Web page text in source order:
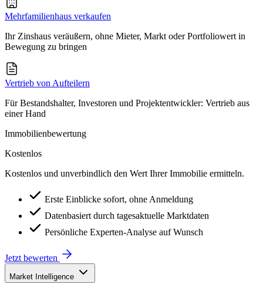
Mehrfamilienhaus verkaufen
Ihr Zinshaus veräußern, ohne Mieter, Markt oder Portfoliowert in
Bewegung zu bringen
Vertrieb von Aufteilern
Für Bestandshalter, Investoren und Projektentwickler: Vertrieb aus
einer Hand
Immobilienbewertung
Kostenlos
Kostenlos und unverbindlich den Wert Ihrer Immobilie ermitteln.
Erste Einblicke sofort, ohne Anmeldung
Datenbasiert durch tagesaktuelle Marktdaten
Persönliche Experten-Analyse auf Wunsch
Jetzt bewerten
Market Intelligence